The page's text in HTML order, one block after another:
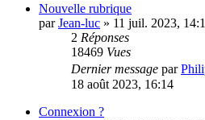
Nouvelle rubrique
parJean-luc » 11 juil. 2023,
2 Réponses
18469 Vues
Dernier message par
18 août 2023, 16:14
Connexion ?